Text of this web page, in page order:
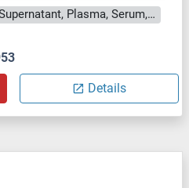
Cell Culture Supernatant, Plasma, Serum, Tissue Homogenate
Details